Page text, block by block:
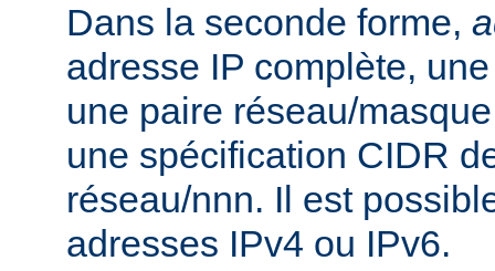
Dans la seconde forme,
adresse IP complète,
une paire réseau/
une spécification CIDR
réseau/nnn. Il est
adresses IPv4 ou IPv6.